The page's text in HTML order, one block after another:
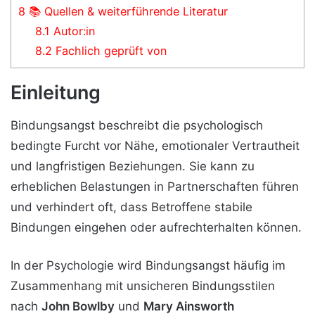
8 📚 Quellen & weiterführende Literatur
8.1 Autor:in
8.2 Fachlich geprüft von
Einleitung
Bindungsangst beschreibt die psychologisch
bedingte Furcht vor Nähe, emotionaler Vertrautheit
und langfristigen Beziehungen. Sie kann zu
erheblichen Belastungen in Partnerschaften führen
und verhindert oft, dass Betroffene stabile
Bindungen eingehen oder aufrechterhalten können.
In der Psychologie wird Bindungsangst häufig im
Zusammenhang mit unsicheren Bindungsstilen
nach John Bowlby und Mary Ainsworth